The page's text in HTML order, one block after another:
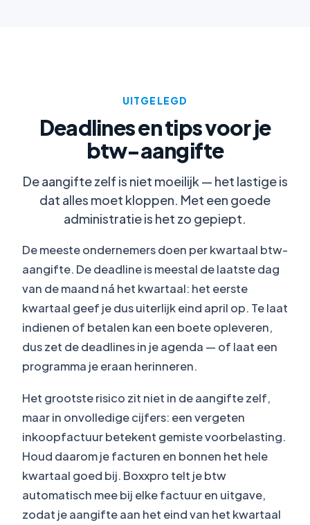
UITGELEGD
Deadlines en tips voor je
btw-aangifte
De aangifte zelf is niet moeilijk — het lastige is
dat alles moet kloppen. Met een goede
administratie is het zo gepiept.
De meeste ondernemers doen per kwartaal btw-
aangifte. De deadline is meestal de laatste dag
van de maand ná het kwartaal: het eerste
kwartaal geef je dus uiterlijk eind april op. Te laat
indienen of betalen kan een boete opleveren,
dus zet de deadlines in je agenda — of laat een
programma je eraan herinneren.
Het grootste risico zit niet in de aangifte zelf,
maar in onvolledige cijfers: een vergeten
inkoopfactuur betekent gemiste voorbelasting.
Houd daarom je facturen en bonnen het hele
kwartaal goed bij. Boxxpro telt je btw
automatisch mee bij elke factuur en uitgave,
zodat je aangifte aan het eind van het kwartaal